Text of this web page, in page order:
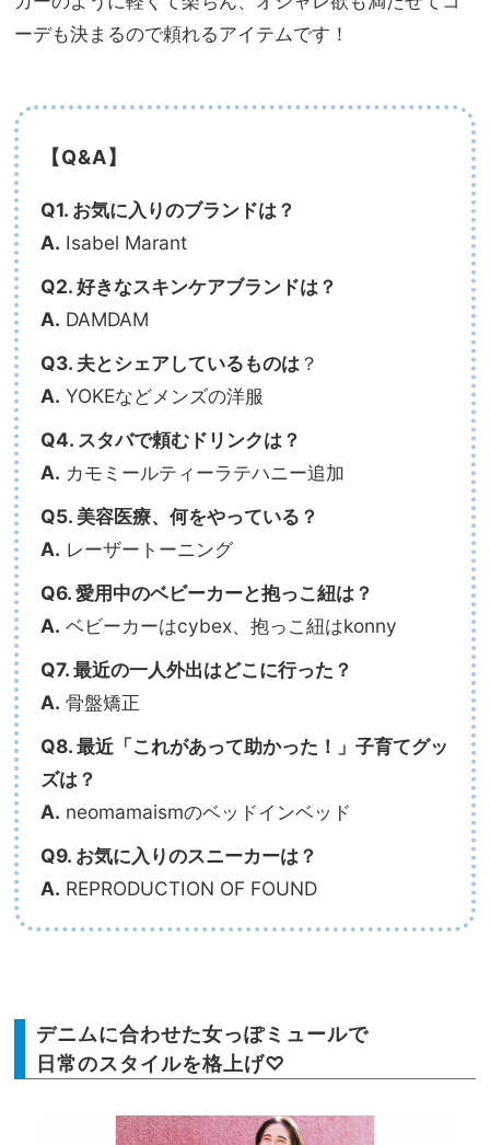
ーデも決まるので頼れるアイテムです！
【Q&A】
Q1. お気に入りのブランドは？
A. Isabel Marant
Q2. 好きなスキンケアブランドは？
A. DAMDAM
Q3. 夫とシェアしているものは ？
A. YOKEなどメンズの洋服
Q4. スタバで頼むドリンクは？
A. カモミールティーラテハニー追加
Q5. 美容医療、何をやっている？
A. レーザートーニング
Q6. 愛用中のベビーカーと抱っこ紐は？
A. ベビーカーはcybex、抱っこ紐はkonny
Q7. 最近の一人外出はどこに行った？
A. 骨盤矯正
Q8. 最近「これがあって助かった！」子育てグッ
ズは？
A. neomamaismのベッドインベッド
Q9. お気に入りのスニーカーは？
A. REPRODUCTION OF FOUND
デニムに合わせた女っぽミュールで
日常のスタイルを格上げ♡